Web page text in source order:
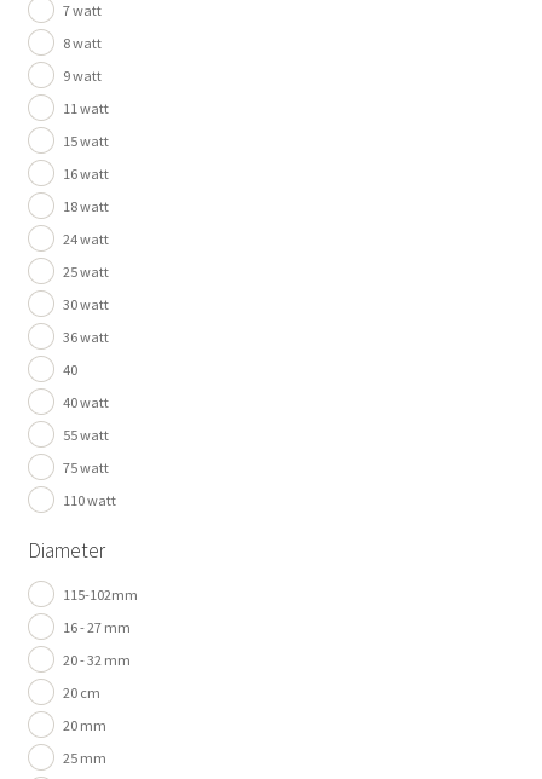
7 watt
8 watt
9 watt
11 watt
15 watt
16 watt
18 watt
24 watt
25 watt
30 watt
36 watt
40
40 watt
55 watt
75 watt
110 watt
Diameter
115-102mm
16 - 27 mm
20 - 32 mm
20 cm
20 mm
25 mm